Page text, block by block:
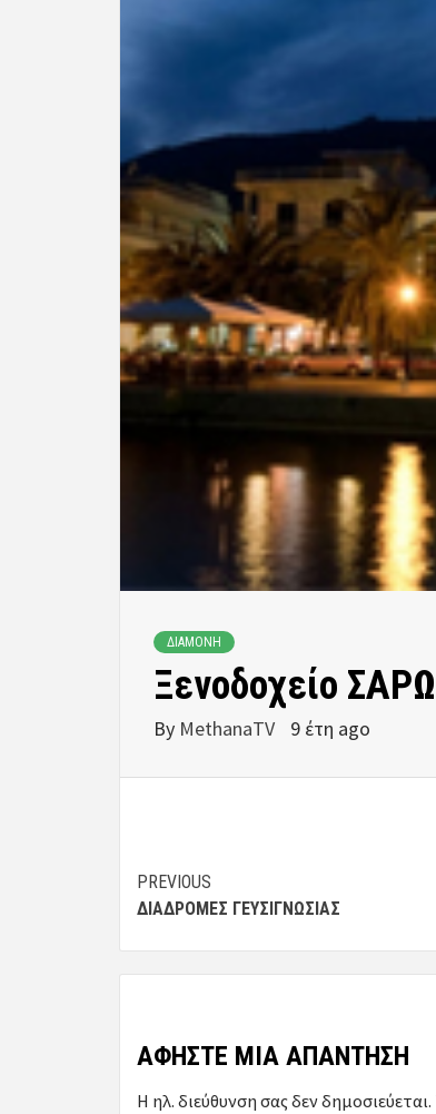
ΔΙΑΜΟΝΗ
Ξενοδοχείο
By MethanaTV 9 έτη ago
Post
navigation
PREVIOUS
ΔΙΑΔΡΟΜΈΣ ΓΕΥΣΙΓΝΩΣΊΑΣ
ΑΦΉΣΤΕ ΜΙΑ ΑΠΆΝΤΗΣΗ
Η ηλ. διεύθυνση σας δεν δημοσιεύεται.